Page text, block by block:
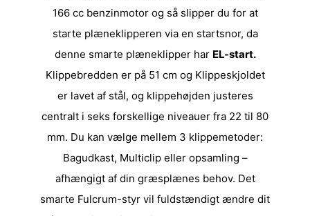
166 cc benzinmotor og så slipper du for at
starte plæneklipperen via en startsnor, da
denne smarte plæneklipper har EL-start.
Klippebredden er på 51 cm og Klippeskjoldet
er lavet af stål, og klippehøjden justeres
centralt i seks forskellige niveauer fra 22 til 80
mm. Du kan vælge mellem 3 klippemetoder:
Bagudkast, Multiclip eller opsamling –
afhængigt af din græsplænes behov. Det
smarte Fulcrum-styr vil fuldstændigt ændre dit